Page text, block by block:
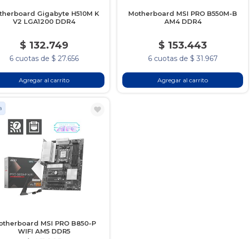
Gigabyte H510M K
V2 LGA1200 DDR4
$ 132.749
6 cuotas de $ 27.656
Agregar al carrito
Motherboard MSI PRO B550M-B
AM4 DDR4
$ 153.443
6 cuotas de $ 31.967
Agregar al carrito
MSI PRO B850-P
WIFI AM5 DDR5